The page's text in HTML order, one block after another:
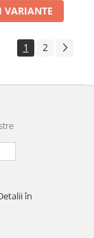
VARIANTE
1 2
în